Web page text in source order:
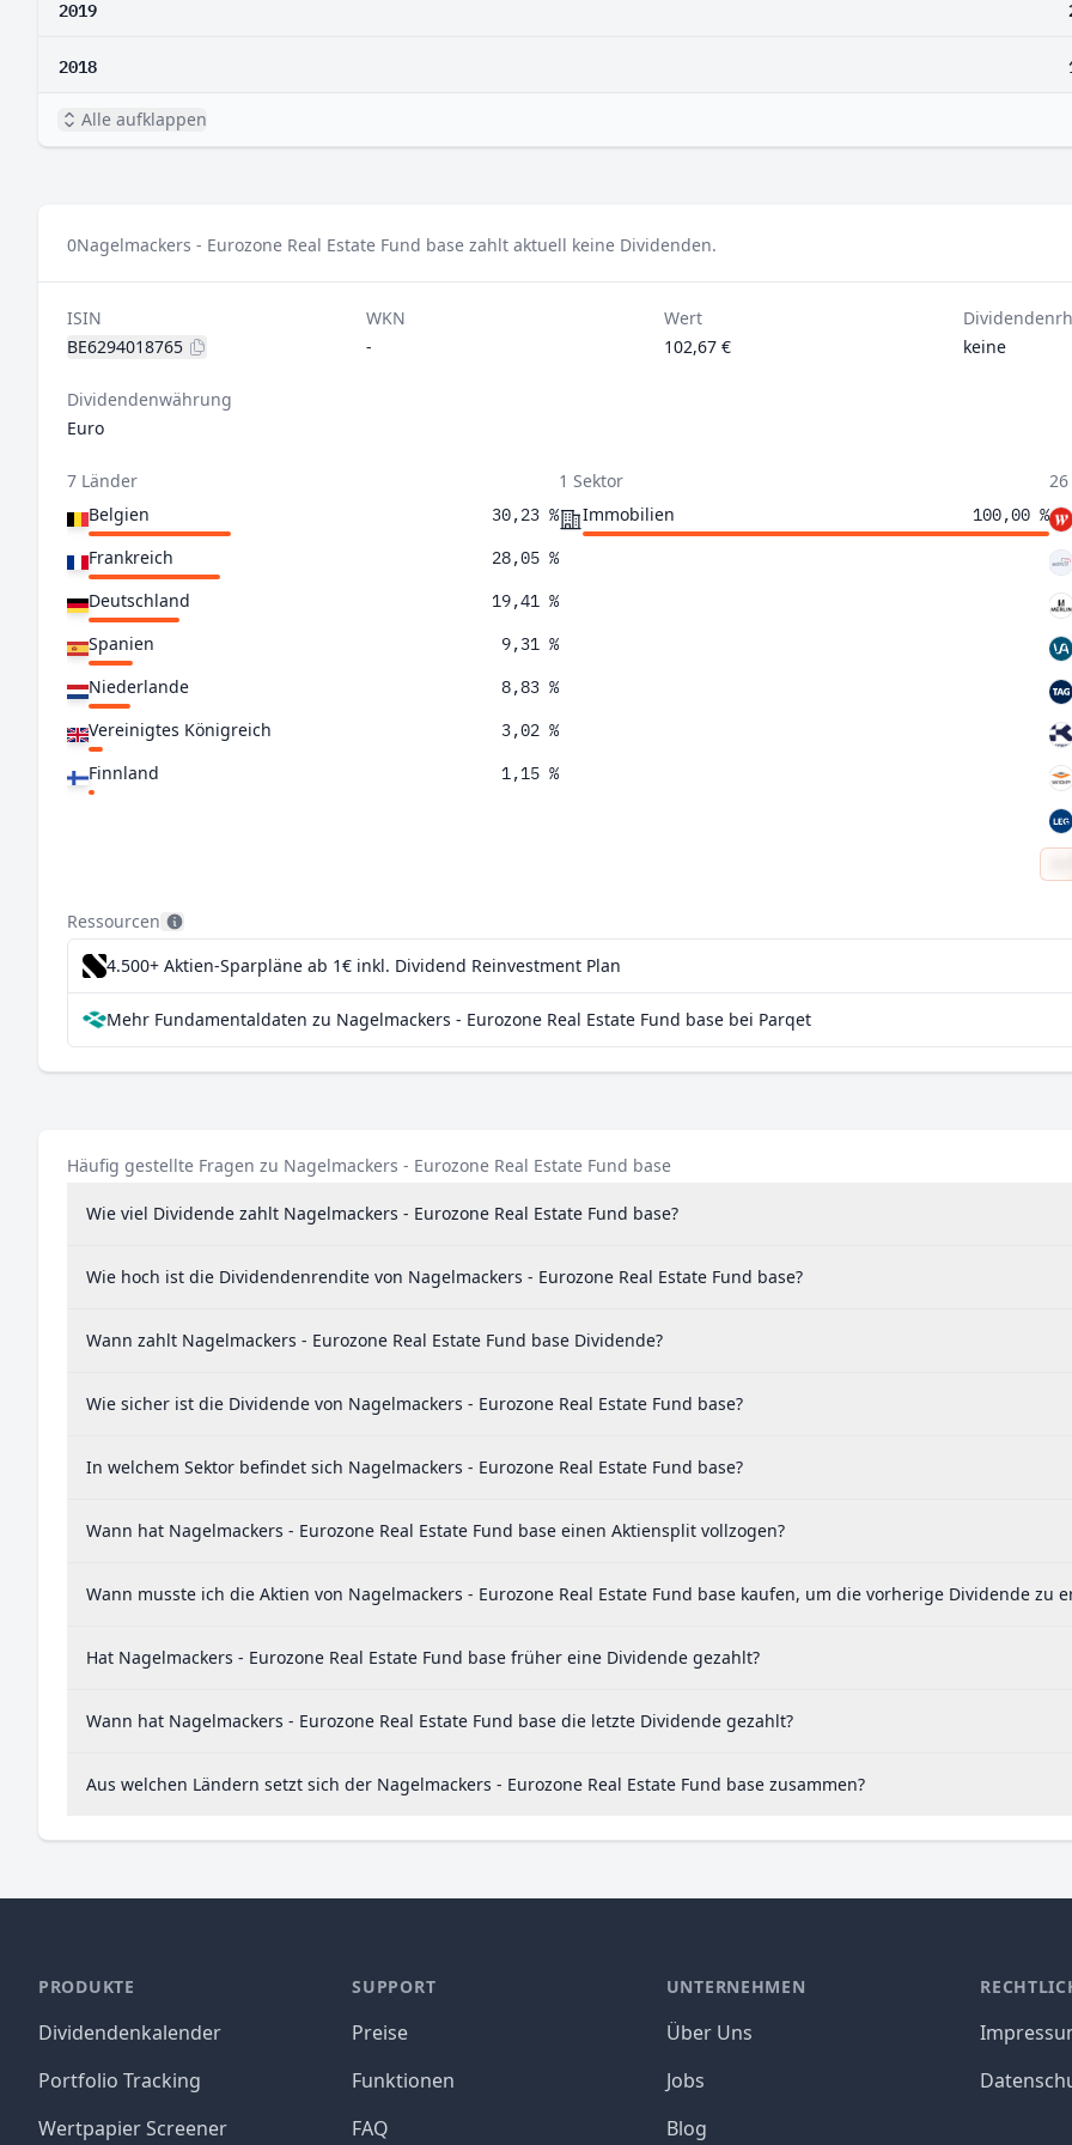
2019
2018
Alle aufklappen
0Nagelmackers - Eurozone Real Estate Fund base zahlt aktuell keine Dividenden.
ISIN
BE6294018765
WKN
-
Wert
102,67 €
keine
Dividendenwährung
Euro
7 Länder
Belgien
30,23 %
Frankreich 28,05 %
Deutschland 19,41 %
Spanien 9,31 %
Niederlande 8,83 %
Vereinigtes Königreich 3,02 %
Finnland 1,15 %
1 Sektor
Immobilien
100,00 %
Ressourcen
4.500+ Aktien-Sparpläne ab 1€ inkl. Dividend Reinvestment Plan
Mehr Fundamentaldaten zu Nagelmackers - Eurozone Real Estate Fund base bei Parqet
Häufig gestellte Fragen zu Nagelmackers - Eurozone Real Estate Fund base
Wie viel Dividende zahlt Nagelmackers - Eurozone Real Estate Fund base?
Wie hoch ist die Dividendenrendite von Nagelmackers - Eurozone Real Estate Fund base?
Wann zahlt Nagelmackers - Eurozone Real Estate Fund base Dividende?
Wie sicher ist die Dividende von Nagelmackers - Eurozone Real Estate Fund base?
In welchem Sektor befindet sich Nagelmackers - Eurozone Real Estate Fund base?
Wann hat Nagelmackers - Eurozone Real Estate Fund base einen Aktiensplit vollzogen?
Wann musste ich die Aktien von Nagelmackers - Eurozone Real Estate Fund base kaufen, um die vorherige Dividende zu
Hat Nagelmackers - Eurozone Real Estate Fund base früher eine Dividende gezahlt?
Wann hat Nagelmackers - Eurozone Real Estate Fund base die letzte Dividende gezahlt?
Aus welchen Ländern setzt sich der Nagelmackers - Eurozone Real Estate Fund base zusammen?
PRODUKTE
Dividendenkalender
Portfolio Tracking
Wertpapier Screener
SUPPORT
Preise
Funktionen
FAQ
UNTERNEHMEN
Über Uns
Jobs
Blog